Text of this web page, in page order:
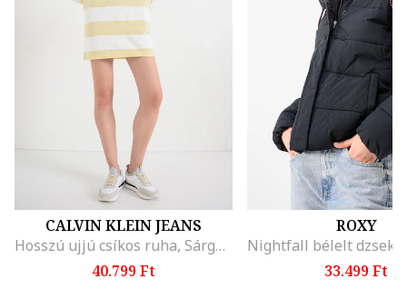
CALVIN KLEIN JEANS
Hosszú ujjú csíkos ruha, Sárga/Antik fehér
40.799 Ft
ROXY
33.499 Ft